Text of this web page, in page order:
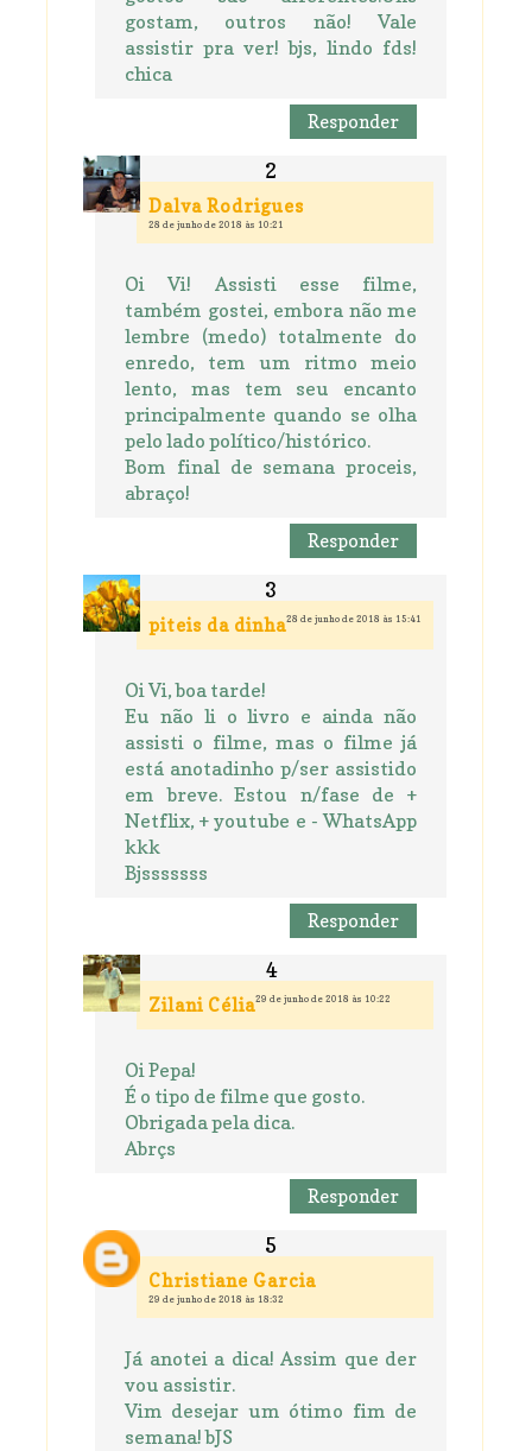
gostam, outros não! Vale
assistir pra ver! bjs, lindo fds!
chica
Responder
Dalva Rodrigues
28 de junho de 2018 às 10:21
Oi Vi! Assisti esse filme,
também gostei, embora não me
lembre (medo) totalmente do
enredo, tem um ritmo meio
lento, mas tem seu encanto
principalmente quando se olha
pelo lado político/histórico.
Bom final de semana proceis,
abraço!
Responder
piteis da dinha28 de junho de 2018 às 15:41
Oi Vi, boa tarde!
Eu não li o livro e ainda não
assisti o filme, mas o filme já
está anotadinho p/ser assistido
em breve. Estou n/fase de +
Netflix, + youtube e - WhatsApp
kkk
Bjsssssss
Responder
Zilani Célia29 de junho de 2018 às 10:22
Oi Pepa!
É o tipo de filme que gosto.
Obrigada pela dica.
Abrçs
Responder
Christiane Garcia
29 de junho de 2018 às 18:32
Já anotei a dica! Assim que der
vou assistir.
Vim desejar um ótimo fim de
semana! bJS